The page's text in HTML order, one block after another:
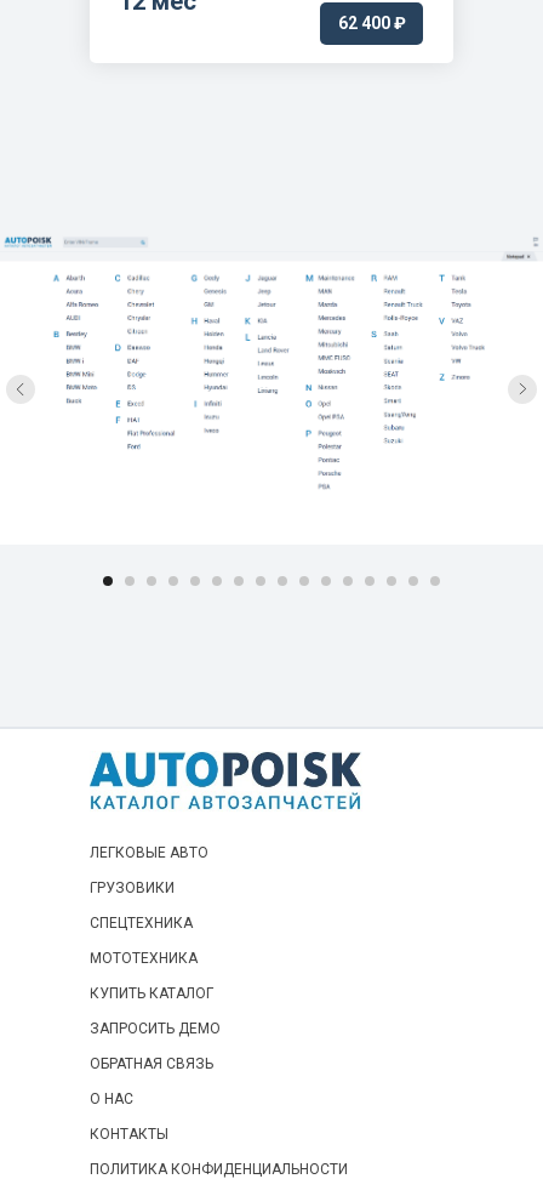
62 400 ₽
ОБРАТНАЯ СВЯЗЬ
ЗАПРОСИТЬ ДЕМО
КУПИТЬ КАТАЛОГ
СПЕЦТЕХНИКА
МОТОТЕХНИКА
ГРУЗОВИКИ
ЛЕГКОВЫЕ АВТО
ПОЛИТИКА КОНФИДЕНЦИАЛЬНОСТИ
КОНТАКТЫ
О НАС